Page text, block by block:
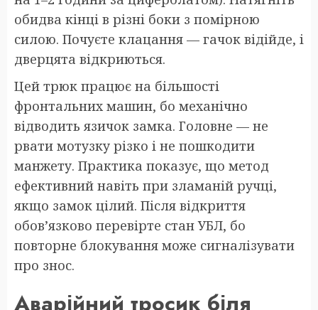
обидва кінці в різні боки з помірною
силою. Почуєте клацання — гачок відійде, і
дверцята відкриються.
Цей трюк працює на більшості
фронтальних машин, бо механічно
відводить язичок замка. Головне — не
рвати мотузку різко і не пошкодити
манжету. Практика показує, що метод
ефективний навіть при зламаній ручці,
якщо замок цілий. Після відкриття
обов’язково перевірте стан УБЛ, бо
повторне блокування може сигналізувати
про знос.
Аварійний тросик біля